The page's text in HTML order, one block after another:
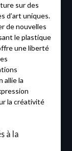
sur des
d’art uniques.
de nouvelles
le plastique
une liberté
allie la
la créativité
à la